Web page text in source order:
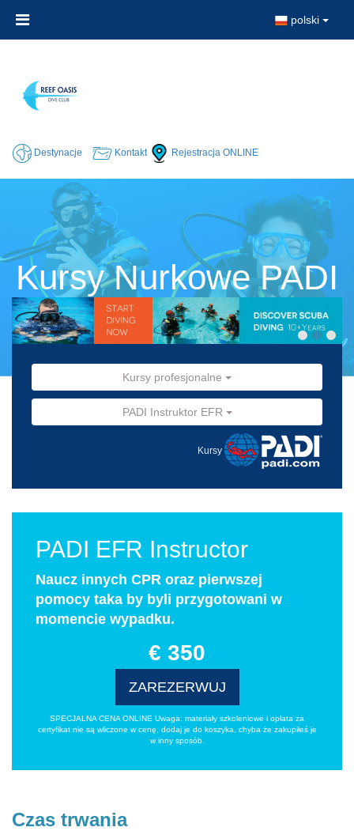
polski
Destynacje Kontakt Rejestracja ONLINE
Kursy Nurkowe PADI
Kursy profesjonalne
PADI Instruktor EFR
Kursy
PADI EFR Instructor
Naucz innych CPR oraz pierwszej
pomocy taka by byli przygotowani w
momencie wypadku.
€ 350
ZAREZERWUJ
SPECJALNA CENA ONLINE Uwaga: materiały szkoleniowe i opłata za
certyfikat nie są wliczone w cenę, dodaj je do koszyka, chyba że zakupiłeś je
w inny sposób.
Czas trwania